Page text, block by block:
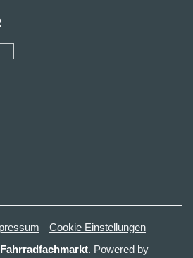
Cookie Einstellungen
. Powered by